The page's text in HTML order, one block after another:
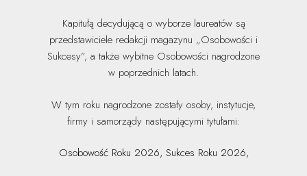
Kapitułą decydującą o wyborze laureatów są
przedstawiciele redakcji magazynu „Osobowości i
Sukcesy”, a także wybitne Osobowości nagrodzone
w poprzednich latach.
W tym roku nagrodzone zostały osoby, instytucje,
firmy i samorządy następującymi tytułami:
Osobowość Roku 2026, Sukces Roku 2026,